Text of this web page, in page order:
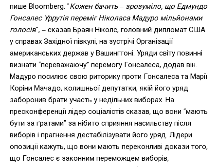
пише Bloomberg. "Кожен бачить ‒ зрозуміло, що Едмундо
Гонсалес Уррутія переміг Ніколаса Мадуро мільйонами
голосів", ‒ сказав Браян Ніколс, головний дипломат США
у справах Західної півкулі, на зустрічі Організації
американських держав у Вашингтоні. Уряди світу повинні
визнати “переважаючу” перемогу Гонсалеса, додав він.
Мадуро посилює свою риторику проти Гонсалеса та Марії
Коріни Мачадо, колишньої депутатки, якій його уряд
заборонив брати участь у недільних виборах. На
пресконференції лідер соціалістів сказав, що вони “мають
бути за ґратами” за нібито сприяння насильству після
виборів і прагнення дестабілізувати його уряд. Лідери
опозиції кажуть, що вони мають переконливі докази того,
що Гонсалес є законним переможцем виборів,